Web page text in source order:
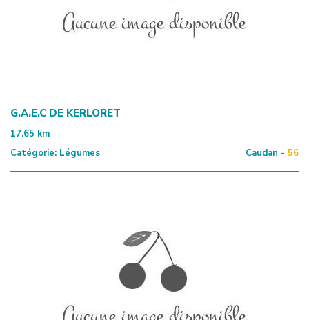
G.A.E.C DE KERLORET
17.65 km
Catégorie: Légumes Caudan - 56